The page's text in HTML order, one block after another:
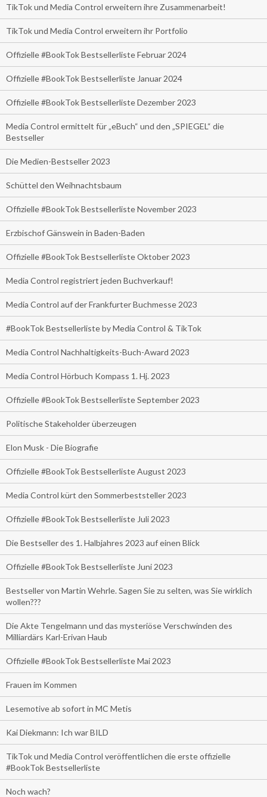
TikTok und Media Control erweitern ihre Zusammenarbeit!
TikTok und Media Control erweitern ihr Portfolio
Offizielle #BookTok Bestsellerliste Februar 2024
Offizielle #BookTok Bestsellerliste Januar 2024
Offizielle #BookTok Bestsellerliste Dezember 2023
Media Control ermittelt für „eBuch“ und den „SPIEGEL“ die
Bestseller
Die Medien-Bestseller 2023
Schüttel den Weihnachtsbaum
Offizielle #BookTok Bestsellerliste November 2023
Erzbischof Gänswein in Baden-Baden
Offizielle #BookTok Bestsellerliste Oktober 2023
Media Control registriert jeden Buchverkauf!
Media Control auf der Frankfurter Buchmesse 2023
#BookTok Bestsellerliste by Media Control & TikTok
Media Control Nachhaltigkeits-Buch-Award 2023
Media Control Hörbuch Kompass 1. Hj. 2023
Offizielle #BookTok Bestsellerliste September 2023
Politische Stakeholder überzeugen
Elon Musk - Die Biografie
Offizielle #BookTok Bestsellerliste August 2023
Media Control kürt den Sommerbeststeller 2023
Offizielle #BookTok Bestsellerliste Juli 2023
Die Bestseller des 1. Halbjahres 2023 auf einen Blick
Offizielle #BookTok Bestsellerliste Juni 2023
Bestseller von Martin Wehrle. Sagen Sie zu selten, was Sie wirklich
wollen???
Die Akte Tengelmann und das mysteriöse Verschwinden des
Milliardärs Karl-Erivan Haub
Offizielle #BookTok Bestsellerliste Mai 2023
Frauen im Kommen
Lesemotive ab sofort in MC Metis
Kai Diekmann: Ich war BILD
TikTok und Media Control veröffentlichen die erste offizielle
#BookTok Bestsellerliste
Noch wach?